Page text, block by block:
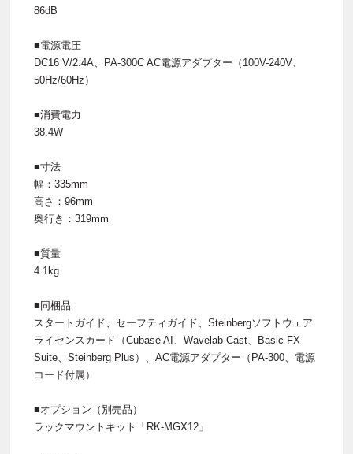
86dB
■電源電圧
DC16 V/2.4A、PA-300C AC電源アダプター（100V-240V、
50Hz/60Hz）
■消費電力
38.4W
■寸法
幅：335mm
高さ：96mm
奥行き：319mm
■質量
4.1kg
■同梱品
スタートガイド、セーフティガイド、Steinbergソフトウェア
ライセンスカード（Cubase AI、Wavelab Cast、Basic FX
Suite、Steinberg Plus）、AC電源アダプター（PA-300、電源
コード付属）
■オプション（別売品）
ラックマウントキット「RK-MGX12」